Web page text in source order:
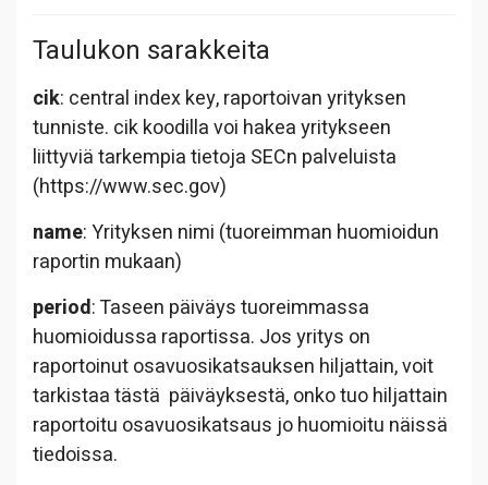
Taulukon sarakkeita
cik: central index key, raportoivan yrityksen
tunniste. cik koodilla voi hakea yritykseen
liittyviä tarkempia tietoja SECn palveluista
(https://www.sec.gov)
name: Yrityksen nimi (tuoreimman huomioidun
raportin mukaan)
period: Taseen päiväys tuoreimmassa
huomioidussa raportissa. Jos yritys on
raportoinut osavuosikatsauksen hiljattain, voit
tarkistaa tästä päiväyksestä, onko tuo hiljattain
raportoitu osavuosikatsaus jo huomioitu näissä
tiedoissa.